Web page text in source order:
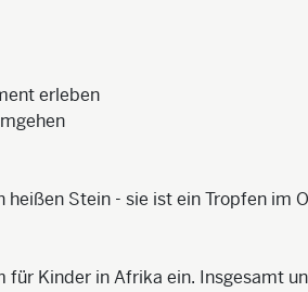
erleben
Stein - sie ist ein Tropfen im
für Kinder in Afrika ein. Insgesamt